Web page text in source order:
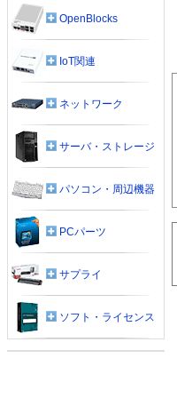
OpenBlocks
IoT関連
ネットワーク
サーバ・ストレージ
パソコン・周辺機器
PCパーツ
サプライ
ソフト・ライセンス